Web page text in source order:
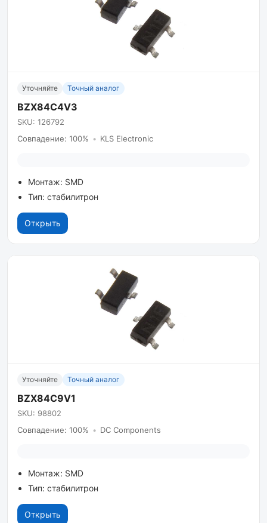
Уточняйте Точный аналог
BZX84C4V3
SKU: 126792
Совпадение: 100% • KLS Electronic
Монтаж: SMD
Тип: стабилитрон
Открыть
Уточняйте Точный аналог
BZX84C9V1
SKU: 98802
Совпадение: 100% • DC Components
Монтаж: SMD
Тип: стабилитрон
Открыть